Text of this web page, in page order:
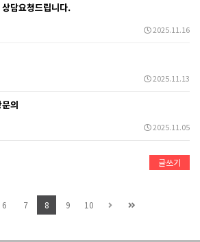
담요청드립니다.
2025.11.16
2025.11.13
의
2025.11.05
글쓰기
6 7 8 9 10